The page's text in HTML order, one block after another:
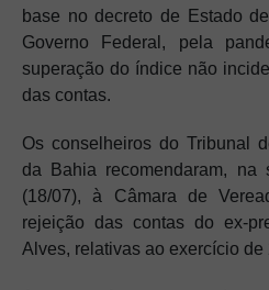
base no decreto de Estado
Governo Federal, pela
superação do índice não
das contas.
Os conselheiros do Tribunal
da Bahia recomendaram, na
(18/07), à Câmara de
rejeição das contas do ex-
Alves, relativas ao exercício de